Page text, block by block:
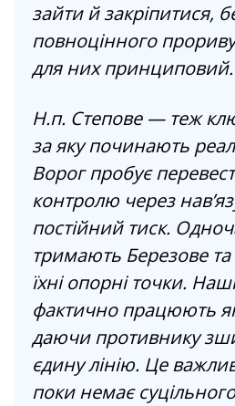
зайти й закріпитися,
повноцінного
для них принциповий.
Н.п. Степове — теж
за яку починають
Ворог пробує
контролю через
постійний тиск.
тримають Березове
їхні опорні точки.
фактично працюють
даючи противнику
єдину лінію. Це
поки немає